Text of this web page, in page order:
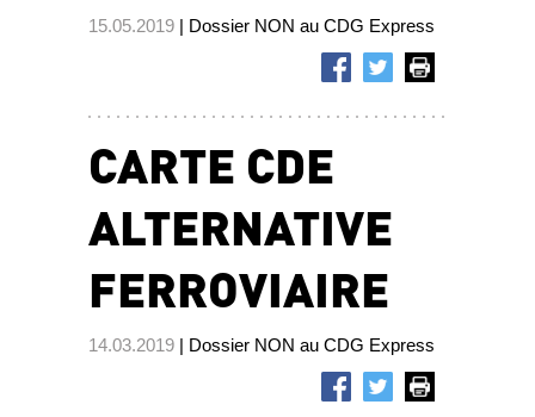
15.05.2019 | Dossier NON au CDG Express
CARTE CDE
ALTERNATIVE
FERROVIAIRE
14.03.2019 | Dossier NON au CDG Express